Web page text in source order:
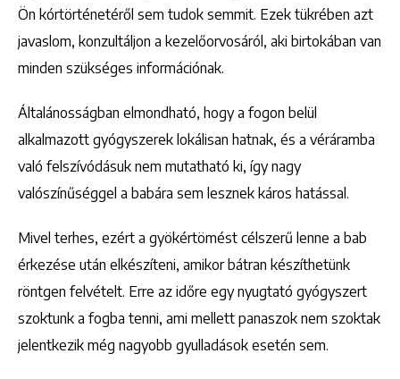
Ön kórtörténetéről sem tudok semmit. Ezek tükrében azt
javaslom, konzultáljon a kezelőorvosáról, aki birtokában van
minden szükséges információnak.
Általánosságban elmondható, hogy a fogon belül
alkalmazott gyógyszerek lokálisan hatnak, és a véráramba
való felszívódásuk nem mutatható ki, így nagy
valószínűséggel a babára sem lesznek káros hatással.
Mivel terhes, ezért a gyökértömést célszerű lenne a bab
érkezése után elkészíteni, amikor bátran készíthetünk
röntgen felvételt. Erre az időre egy nyugtató gyógyszert
szoktunk a fogba tenni, ami mellett panaszok nem szoktak
jelentkezik még nagyobb gyulladások esetén sem.